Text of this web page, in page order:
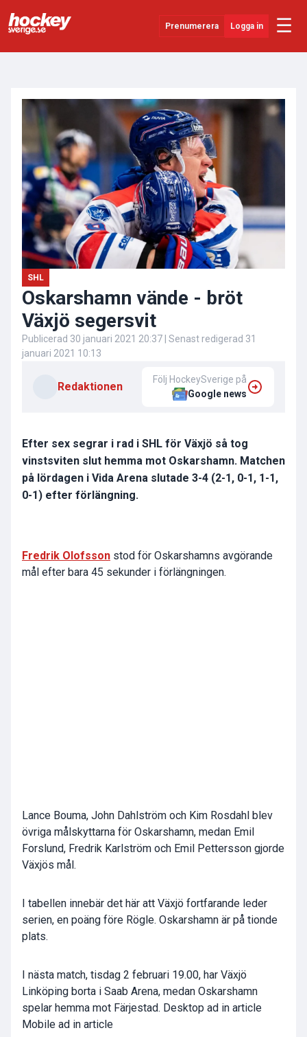
Prenumerera Logga in ☰
Evenemang
Övrigt
SHL
Oskarshamn vände - bröt
Växjö segersvit
Publicerad 30 januari 2021 20:37 | Senast redigerad 31
januari 2021 10:13
Redaktionen
Följ HockeySverige på
Google news
Efter sex segrar i rad i SHL för Växjö så tog
vinstsviten slut hemma mot Oskarshamn. Matchen
på lördagen i Vida Arena slutade 3-4 (2-1, 0-1, 1-1,
0-1) efter förlängning.
Fredrik Olofsson stod för Oskarshamns avgörande
mål efter bara 45 sekunder i förlängningen.
Lance Bouma, John Dahlström och Kim Rosdahl blev
övriga målskyttarna för Oskarshamn, medan Emil
Forslund, Fredrik Karlström och Emil Pettersson gjorde
Växjös mål.
I tabellen innebär det här att Växjö fortfarande leder
serien, en poäng före Rögle. Oskarshamn är på tionde
plats.
I nästa match, tisdag 2 februari 19.00, har Växjö
Linköping borta i Saab Arena, medan Oskarshamn
spelar hemma mot Färjestad. Desktop ad in article
Mobile ad in article